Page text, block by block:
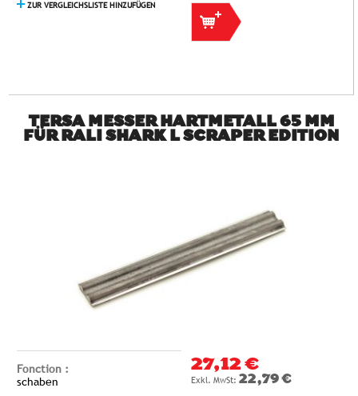
ZUR VERGLEICHSLISTE HINZUFÜGEN
TERSA MESSER HARTMETALL 65 MM
FÜR RALI SHARK L SCRAPER EDITION
Fonction :
schaben
27,12 €
22,79 €